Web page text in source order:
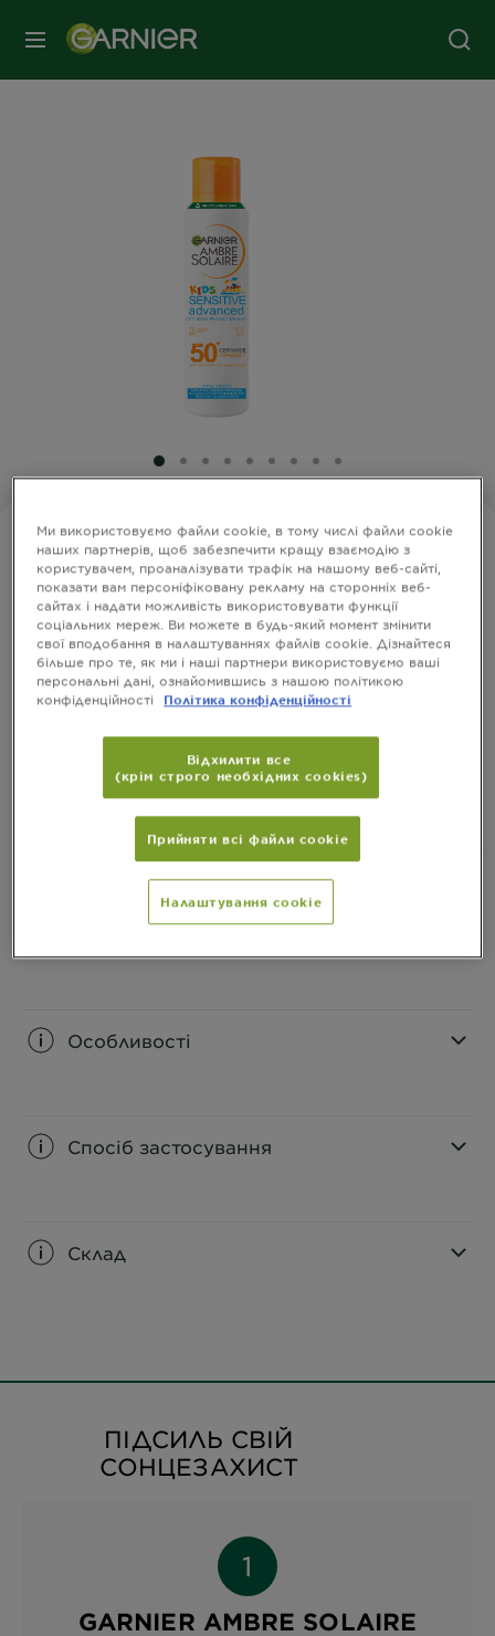
МЕНЮ
SLIDE 1
SLIDE 2
SLIDE 3
SLIDE 4
SLIDE 5
SLIDE 6
SLIDE 7
SLIDE 8
SLIDE 9
GARNIER AMBRE SOLAIRE
Сонцезахисний спрей-міст з
керамідами для дітей, дуже високий
ступінь захисту SPF50+
Веганська формула. Виготовлено на заводі зі 100%
КУПИТИ
Особливості
Спосіб застосування
Склад
ПІДСИЛЬ СВІЙ
СОНЦЕЗАХИСТ
GARNIER AMBRE SOLAIRE
Ми використовуємо файли cookie, в тому числі файли cookie
наших партнерів, щоб забезпечити кращу взаємодію з
користувачем, проаналізувати трафік на нашому веб-сайті,
показати вам персоніфіковану рекламу на сторонніх веб-
сайтах і надати можливість використовувати функції
соціальних мереж. Ви можете в будь-який момент змінити
свої вподобання в налаштуваннях файлів cookie. Дізнайтеся
більше про те, як ми і наші партнери використовуємо ваші
персональні дані, ознайомившись з нашою політикою
конфіденційності
Політика конфіденційності
Відхилити все
(крім строго необхідних cookies)
Прийняти всі файли сookie
Налаштування cookie